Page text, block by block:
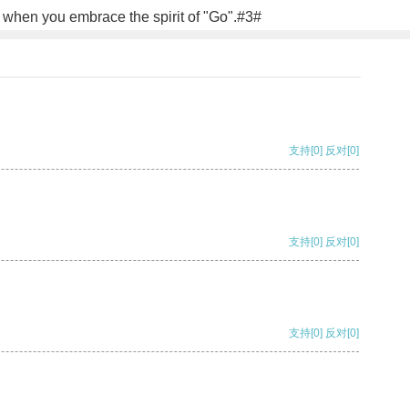
you embrace the spirit of "Go".#3#
支持[0] 反对[0]
支持[0] 反对[0]
支持[0] 反对[0]